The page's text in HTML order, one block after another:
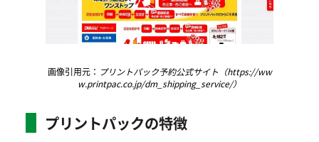
画像引用元： プリントパック予約公式サイト（https://ww
w.printpac.co.jp/dm_shipping_service/）
プリントパックの特徴